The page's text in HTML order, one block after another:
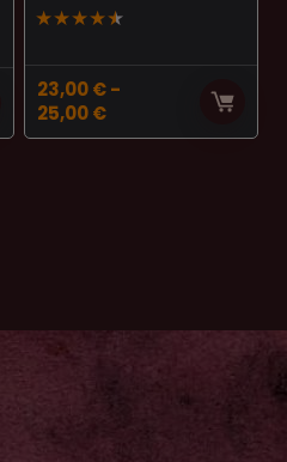
★★★★★
23,00€-
25,00€Rango
de